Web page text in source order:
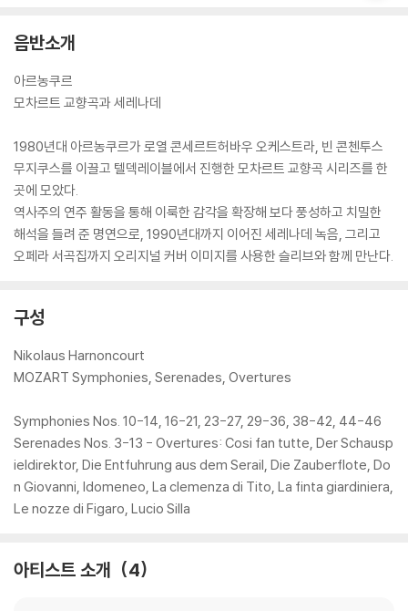
음반소개
아르농쿠르
모차르트 교향곡과 세레나데
1980년대 아르농쿠르가 로열 콘세르트허바우 오케스트라, 빈 콘첸투스
무지쿠스를 이끌고 텔덱레이블에서 진행한 모차르트 교향곡 시리즈를 한
곳에 모았다.
역사주의 연주 활동을 통해 이룩한 감각을 확장해 보다 풍성하고 치밀한
해석을 들려 준 명연으로, 1990년대까지 이어진 세레나데 녹음, 그리고
오페라 서곡집까지 오리지널 커버 이미지를 사용한 슬리브와 함께 만난다.
구성
Nikolaus Harnoncourt
MOZART Symphonies, Serenades, Overtures
Symphonies Nos. 10-14, 16-21, 23-27, 29-36, 38-42, 44-46
Serenades Nos. 3-13 - Overtures: Cosi fan tutte, Der Schausp
ieldirektor, Die Entfuhrung aus dem Serail, Die Zauberflote, Do
n Giovanni, Idomeneo, La clemenza di Tito, La finta giardiniera,
Le nozze di Figaro, Lucio Silla
아티스트 소개 4